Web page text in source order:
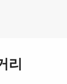
리